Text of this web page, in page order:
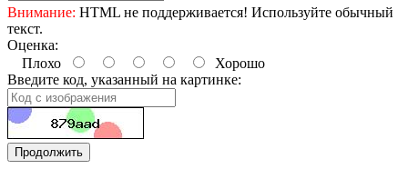
Внимание: HTML не поддерживается! Используйте обычный
текст.
Оценка:
Плохо
Хорошо
Введите код, указанный на картинке:
Продолжить